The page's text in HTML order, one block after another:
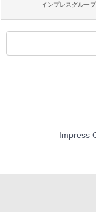
インプレスグループ
Impress